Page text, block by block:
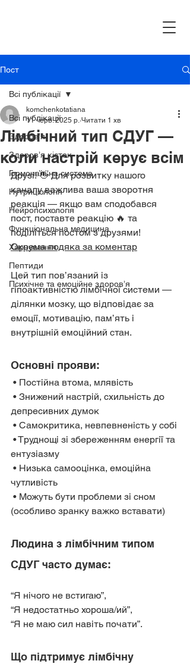
Пост
Всі публікації
Здоров’я
Здоров’я кісток
Гормональна система
Нутриціологія
Нейропсихологія
Функціональна медицина
Харчування
Пептиди
Психічне та емоційне здоров’я
Всі публікації
Лімбічний тип СДУГ —
коли настрій керує всім
komchenkotatiana
11 черв. 2025 р. Читати 1 хв
Друзі! 👋 Для розвитку нашого
каналу важлива ваша зворотня
реакція — якщо вам сподобався
пост, поставте реакцію 🔥 та
поділіться постом з друзями!
Окрема подяка за коментар
Цей тип пов’язаний із
гіпоактивністю лімбічної системи —
ділянки мозку, що відповідає за
емоції, мотивацію, пам’ять і
внутрішній емоційний стан.
Основні прояви:
• Постійна втома, млявість
депресивних думок
• Самокритика, невпевненість у собі
ентузіазму
чутливість
(особливо зранку важко вставати)
Людина з лімбічним типом
СДУГ часто думає:
“Я нічого не встигаю”,
“Я недостатньо хороша/ий”,
“Я не маю сил навіть почати”.
Що підтримує лімбічну